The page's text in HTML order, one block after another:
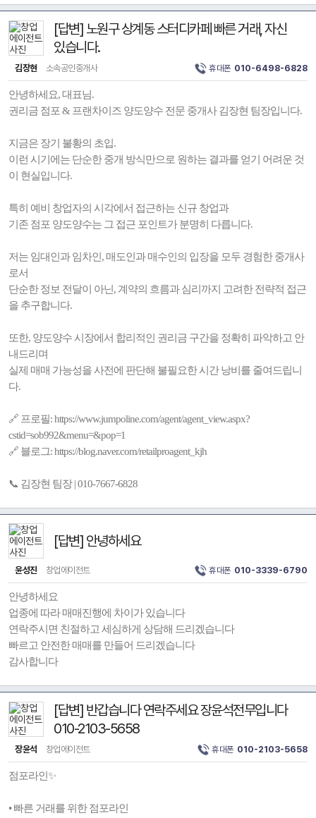
[답변] 노원구 상계동 스터디카페 빠른 거래, 자신
있습니다.
김장현 소속공인중개사 휴대폰 010-6498-6828
안녕하세요, 대표님.
권리금 점포 & 프랜차이즈 양도양수 전문 중개사 김장현 팀장입니다.
지금은 장기 불황의 초입.
이런 시기에는 단순한 중개 방식만으로 원하는 결과를 얻기 어려운 것
이 현실입니다.
특히 예비 창업자의 시각에서 접근하는 신규 창업과
기존 점포 양도양수는 그 접근 포인트가 분명히 다릅니다.
저는 임대인과 임차인, 매도인과 매수인의 입장을 모두 경험한 중개사
로서
단순한 정보 전달이 아닌, 계약의 흐름과 심리까지 고려한 전략적 접근
을 추구합니다.
또한, 양도양수 시장에서 합리적인 권리금 구간을 정확히 파악하고 안
내드리며
실제 매매 가능성을 사전에 판단해 불필요한 시간 낭비를 줄여드립니
다.
🔗 프로필: https://www.jumpoline.com/agent/agent_view.aspx?
cstid=sob992&menu=&pop=1
🔗 블로그: https://blog.naver.com/retailproagent_kjh
📞 김장현 팀장 | 010-7667-6828
[답변] 안녕하세요
윤성진 창업에이전트 휴대폰 010-3339-6790
안녕하세요
업종에 따라 매매진행에 차이가 있습니다
연락주시면 친절하고 세심하게 상담해 드리겠습니다
빠르고 안전한 매매를 만들어 드리겠습니다
감사합니다
[답변] 반갑습니다 연락주세요 장윤석전무입니다
010-2103-5658
장윤석 창업에이전트 휴대폰 010-2103-5658
점포라인✨
• 빠른 거래를 위한 점포라인